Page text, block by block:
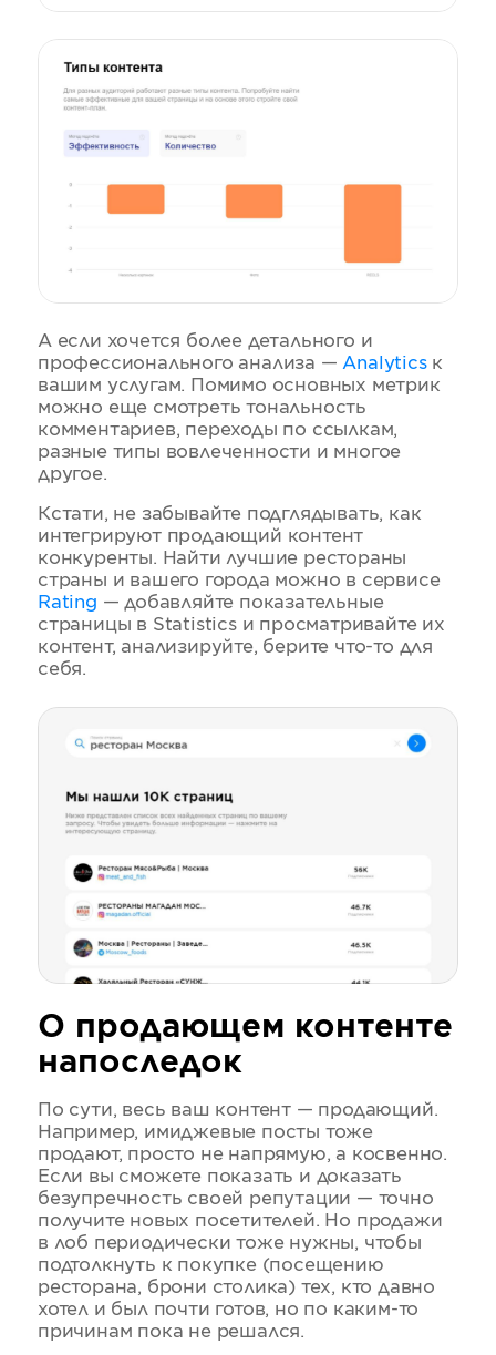
А если хочется более детального и
профессионального анализа — Anаlyticsк
вашим услугам. Помимо основных метрик
можно еще смотреть тональность
комментариев, переходы по ссылкам,
разные типы вовлеченности и многое
другое.
Кстати, не забывайте подглядывать, как
интегрируют продающий контент
конкуренты. Найти лучшие рестораны
страны и вашего города можно в сервисе
Rating — добавляйте показательные
страницы в Statistics и просматривайте их
контент, анализируйте, берите что-то для
себя.
О продающем контенте
напоследок
По сути, весь ваш контент — продающий.
Например, имиджевые посты тоже
продают, просто не напрямую, а косвенно.
Если вы сможете показать и доказать
безупречность своей репутации — точно
получите новых посетителей. Но продажи
в лоб периодически тоже нужны, чтобы
подтолкнуть к покупке (посещению
ресторана, брони столика) тех, кто давно
хотел и был почти готов, но по каким-то
причинам пока не решался.